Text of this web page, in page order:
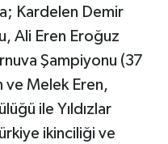
Kardelen Demir
Ali Eren Eroğuz
Şampiyonu (37
ve Melek Eren,
ile Yıldızlar
ikinciliği ve